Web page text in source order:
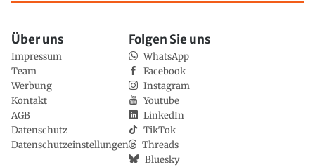
Über uns
Impressum
Team
Werbung
Kontakt
AGB
Datenschutz
Datenschutzeinstellungen
Folgen Sie uns
WhatsApp
Facebook
Instagram
Youtube
LinkedIn
TikTok
Threads
Bluesky